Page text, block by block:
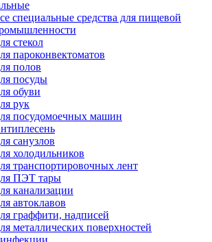
специальные средства для пищевой
стекол
пароконвектоматов
полов
посуды
обуви
рук
посудомоечных машин
санузлов
холодильников
транспортировочных лент
ПЭТ тары
канализации
автоклавов
граффити, надписей
металлических поверхностей